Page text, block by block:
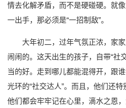
情去化解矛盾，而不是硬碰硬。就
一出手，那必须是“一招制敌”。
大年初二，过年气氛正浓，家
闹闹的。这天出生的孩子，自带“社
当的好。走到哪儿都能混得开，跟
光环的“社交达人”。而且，他们还特
他们都会牢牢记在心里，滴水之恩，